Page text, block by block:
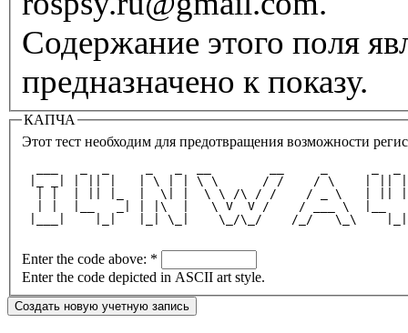
Содержание этого поля
предназначено к показу.
КАПЧА
Этот тест необходим для предотвращения возможности
|_ _| | || |   | \ | | \ \      / /    / \    |
| |  | || |_  |  \| |  \ \ /\ / /    / _ \   | ||
| |  |__   _| | |\  |   \ V  V /    / ___ \  |__
|___|    |_|   |_| \_|    \_/\_/    /_/   \_\
Enter the code above: *
Enter the code depicted in ASCII art style.